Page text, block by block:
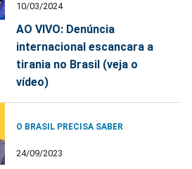
10/03/2024
AO VIVO: Denúncia
internacional escancara a
tirania no Brasil (veja o
vídeo)
O BRASIL PRECISA SABER
24/09/2023